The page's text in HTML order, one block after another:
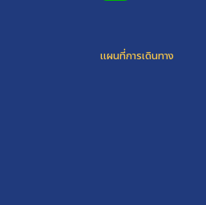
แผนที่การเดินทาง